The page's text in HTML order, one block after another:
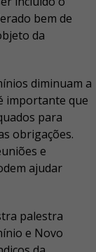
bem de
da
diminuam a
importante que
para
obrigações.
e
ajudar
palestra
e Novo